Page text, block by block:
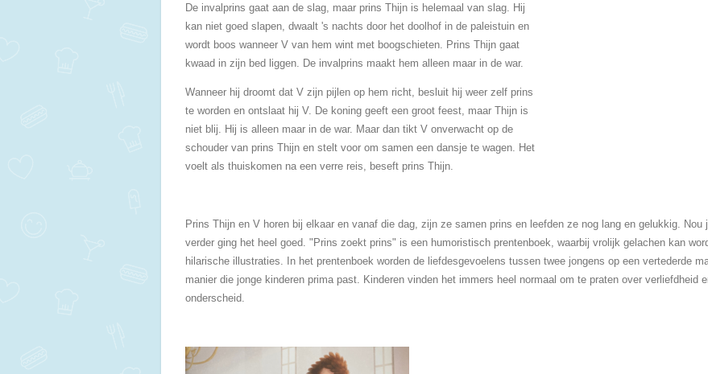
De invalprins gaat aan de slag, maar prins Thijn is helemaal van slag. Hij
kan niet goed slapen, dwaalt 's nachts door het doolhof in de paleistuin en
wordt boos wanneer V van hem wint met boogschieten. Prins Thijn gaat
kwaad in zijn bed liggen. De invalprins maakt hem alleen maar in de war.
Wanneer hij droomt dat V zijn pijlen op hem richt, besluit hij weer zelf prins
te worden en ontslaat hij V. De koning geeft een groot feest, maar Thijn is
niet blij. Hij is alleen maar in de war. Maar dan tikt V onverwacht op de
schouder van prins Thijn en stelt voor om samen een dansje te wagen. Het
voelt als thuiskomen na een verre reis, beseft prins Thijn.
Prins Thijn en V horen bij elkaar en vanaf die dag, zijn ze samen prins en leefden ze nog lang en gelukkig.
verder ging het heel goed. "Prins zoekt prins" is een humoristisch prentenboek, waarbij vrolijk gelachen kan
hilarische illustraties. In het prentenboek worden de liefdesgevoelens tussen twee jongens op een vertederde
manier die jonge kinderen prima past. Kinderen vinden het immers heel normaal om te praten over verliefdheid
onderscheid.